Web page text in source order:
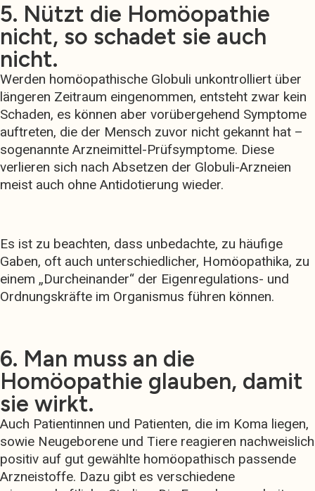
5. Nützt die Homöopathie
nicht, so schadet sie auch
nicht.
Werden homöopathische Globuli unkontrolliert über
längeren Zeitraum eingenommen, entsteht zwar kein
Schaden, es können aber vorübergehend Symptome
auftreten, die der Mensch zuvor nicht gekannt hat –
sogenannte Arzneimittel-Prüfsymptome. Diese
verlieren sich nach Absetzen der Globuli-Arzneien
meist auch ohne Antidotierung wieder.
Es ist zu beachten, dass unbedachte, zu häufige
Gaben, oft auch unterschiedlicher, Homöopathika, zu
einem „Durcheinander“ der Eigenregulations- und
Ordnungskräfte im Organismus führen können.
6. Man muss an die
Homöopathie glauben, damit
sie wirkt.
Auch Patientinnen und Patienten, die im Koma liegen,
sowie Neugeborene und Tiere reagieren nachweislich
positiv auf gut gewählte homöopathisch passende
Arzneistoffe. Dazu gibt es verschiedene